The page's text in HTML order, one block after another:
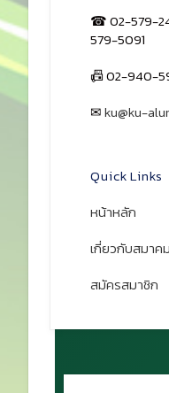
☎ 02-579-
579-5091
📠 02-940-
✉ku@ku-
Quick Links
หน้าหลัก
เกี่ยวกับสมาคม
สมัครสมาชิก